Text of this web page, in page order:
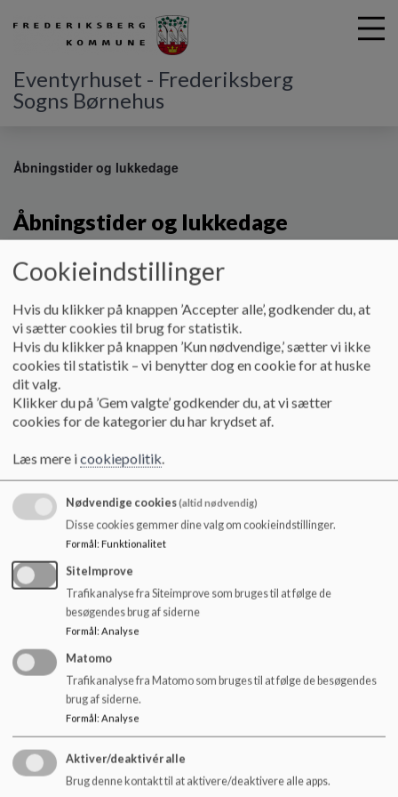
h
t
Eventyrhuset - Frederiksberg
Sogns Børnehus
Åbningstider og lukkedage
Åbningstider og lukkedage
Åbningstider
Mandag-torsdag: 7:00-17:00
Fredag: 7:30-16:30
Lukkedage
Mandag d. 30.3. – LUKKEDAG
Tirsdag d. 31.3. – LUKKEDAG
Onsdag d. 1.4. – LUKKEDAG (påske).
Torsdag d. 14.5. – Kristi Himmelfartsdag (LUKKEDAG).
Fredag d. 15.5. – Klemmedag (LUKKEDAG).
Mandag d. 25.5. – 2. pinsedag (LUKKEDAG).
Torsdag d. 5.6. – Grundlovsdag (LUKKEDAG).
Torsdag d. 24.12. – Juleaften (LUKKEDAG)
Børnehuset har LUKKET d. 28., 29., 30. og 31. december.
Børnehuset åbner igen mandag d. 4. januar 2027.
Venlig hilsen
Cookieindstillinger
Hvis du klikker på knappen ’Accepter alle’, godkender du, at
vi sætter cookies til brug for statistik.
Hvis du klikker på knappen ’Kun nødvendige,’ sætter vi ikke
cookies til statistik – vi benytter dog en cookie for at huske
dit valg.
Klikker du på ’Gem valgte’ godkender du, at vi sætter
cookies for de kategorier du har krydset af.
Læs mere icookiepolitik.
Nødvendige cookies(altid nødvendig)
Disse cookies gemmer dine valg om cookieindstillinger.
Formål: Funktionalitet
SiteImprove
Trafikanalyse fra Siteimprove som bruges til at følge de
besøgendes brug af siderne
Formål: Analyse
Matomo
Trafikanalyse fra Matomo som bruges til at følge de besøgendes
brug af siderne.
Formål: Analyse
Aktiver/deaktivér alle
Brug denne kontakt til at aktivere/deaktivere alle apps.